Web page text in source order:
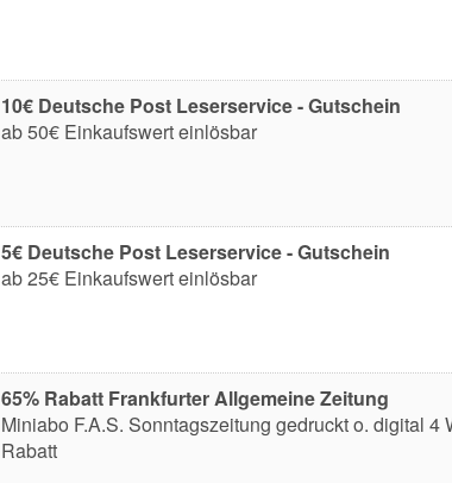
10€ Deutsche Post Leserservice - Gutschein
ab 50€ Einkaufswert einlösbar
5€ Deutsche Post Leserservice - Gutschein
ab 25€ Einkaufswert einlösbar
65% Rabatt Frankfurter Allgemeine Zeitung
Miniabo F.A.S. Sonntagszeitung gedruckt o. digital 4
Rabatt